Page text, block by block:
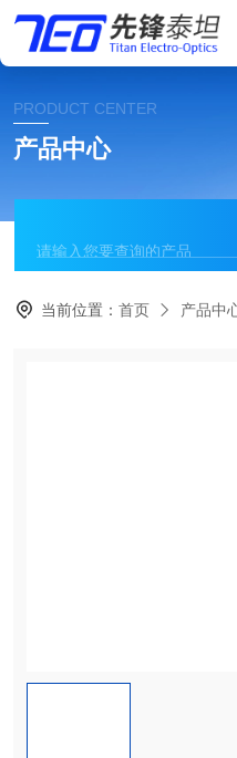
PRODUCT CENTER
产品中心
当前位置：首页 产品中